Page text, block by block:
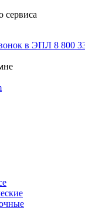
сервиса
в ЭПЛ 8 800